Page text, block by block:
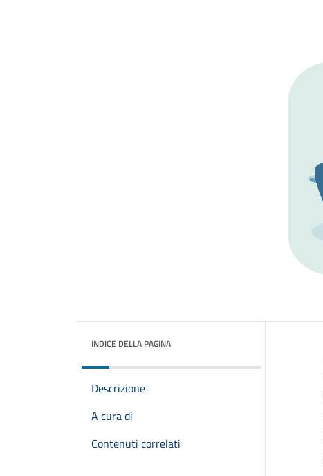
INDICE DELLA PAGINA
Descrizione
A cura di
Contenuti correlati